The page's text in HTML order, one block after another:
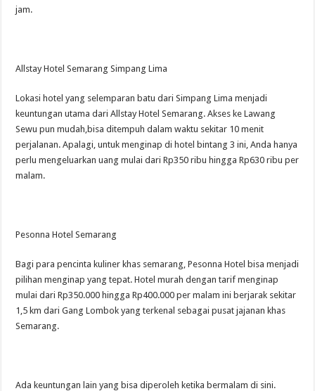
jam.
Allstay Hotel Semarang Simpang Lima
Lokasi hotel yang selemparan batu dari Simpang Lima menjadi
keuntungan utama dari Allstay Hotel Semarang. Akses ke Lawang
Sewu pun mudah,bisa ditempuh dalam waktu sekitar 10 menit
perjalanan. Apalagi, untuk menginap di hotel bintang 3 ini, Anda hanya
perlu mengeluarkan uang mulai dari Rp350 ribu hingga Rp630 ribu per
malam.
Pesonna Hotel Semarang
Bagi para pencinta kuliner khas semarang, Pesonna Hotel bisa menjadi
pilihan menginap yang tepat. Hotel murah dengan tarif menginap
mulai dari Rp350.000 hingga Rp400.000 per malam ini berjarak sekitar
1,5 km dari Gang Lombok yang terkenal sebagai pusat jajanan khas
Semarang.
Ada keuntungan lain yang bisa diperoleh ketika bermalam di sini.